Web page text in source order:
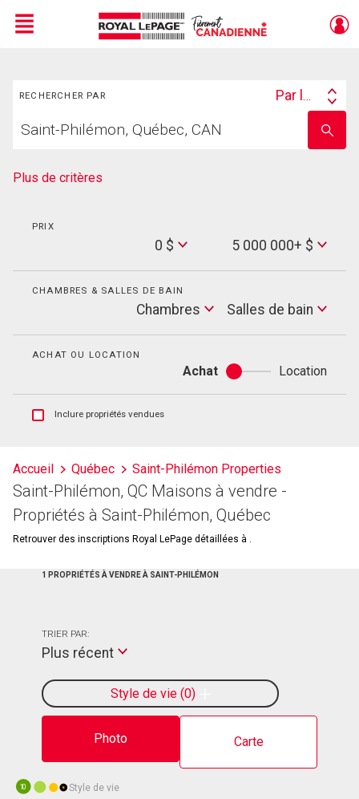
Menu
RECHERCHER PAR
Search
Par lieu
votre
nom
Plus de critères
PRIX
0 $
Max
Price
5 000 000+ $
CHAMBRES & SALLES DE BAIN
Chambres
Salles
de
Salles de bain
ACHAT OU LOCATION
Achat
Achat
ou
Location
Afficher
et
les
historiques
d'inscriptions
Inclure propriétés vendues
Accueil Québec Saint-Philémon Properties
Saint-Philémon, QC Maisons à vendre -
Propriétés à Saint-Philémon, Québec
Retrouver des inscriptions Royal LePage détaillées à .
1 PROPRIÉTÉS À VENDRE À SAINT-PHILÉMON
Photo Carte
Style de vie 0
TRIER PAR:
Plus récent
10 Style de vie